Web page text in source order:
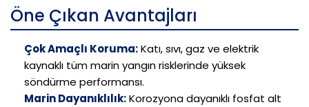
Öne Çıkan Avantajları
Çok Amaçlı Koruma:Katı, sıvı, gaz ve elektrik
kaynaklı tüm marin yangın risklerinde yüksek
söndürme performansı.
Marin Dayanıklılık:Korozyona dayanıklı fosfat alt